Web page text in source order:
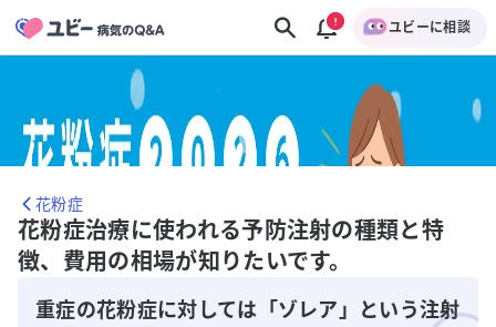
ユビーに相談
花粉症
花粉症治療に使われる予防注射の種類と特
徴、費用の相場が知りたいです。
重症の花粉症に対しては「ゾレア」という注射